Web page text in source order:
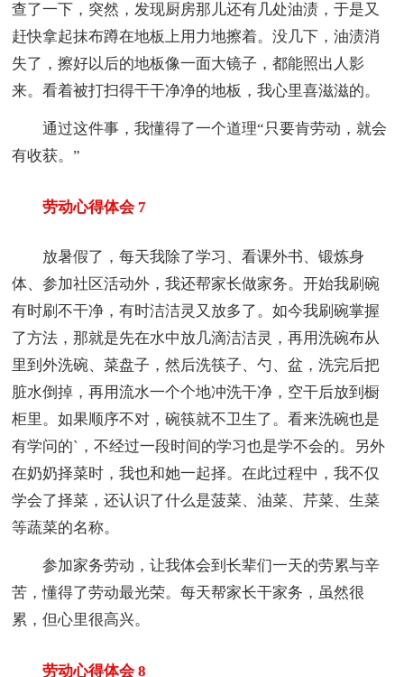
查了一下，突然，发现厨房那儿还有几处油渍，于是又
赶快拿起抹布蹲在地板上用力地擦着。没几下，油渍消
失了，擦好以后的地板像一面大镜子，都能照出人影
来。看着被打扫得干干净净的地板，我心里喜滋滋的。
通过这件事，我懂得了一个道理“只要肯劳动，就会
有收获。”
劳动心得体会 7
放暑假了，每天我除了学习、看课外书、锻炼身
体、参加社区活动外，我还帮家长做家务。开始我刷碗
有时刷不干净，有时洁洁灵又放多了。如今我刷碗掌握
了方法，那就是先在水中放几滴洁洁灵，再用洗碗布从
里到外洗碗、菜盘子，然后洗筷子、勺、盆，洗完后把
脏水倒掉，再用流水一个个地冲洗干净，空干后放到橱
柜里。如果顺序不对，碗筷就不卫生了。看来洗碗也是
有学问的`，不经过一段时间的学习也是学不会的。另外
在奶奶择菜时，我也和她一起择。在此过程中，我不仅
学会了择菜，还认识了什么是菠菜、油菜、芹菜、生菜
等蔬菜的名称。
参加家务劳动，让我体会到长辈们一天的劳累与辛
苦，懂得了劳动最光荣。每天帮家长干家务，虽然很
累，但心里很高兴。
劳动心得体会 8